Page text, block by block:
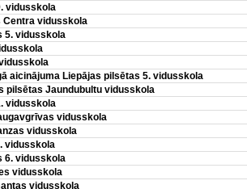
vidusskola
Centra vidusskola
5. vidusskola
aicinājuma Liepājas pilsētas 5. vidusskola
pilsētas Jaundubultu vidusskola
vidusskola
vidusskola
vidusskola
vidusskola
6. vidusskola
vidusskola
vidusskola